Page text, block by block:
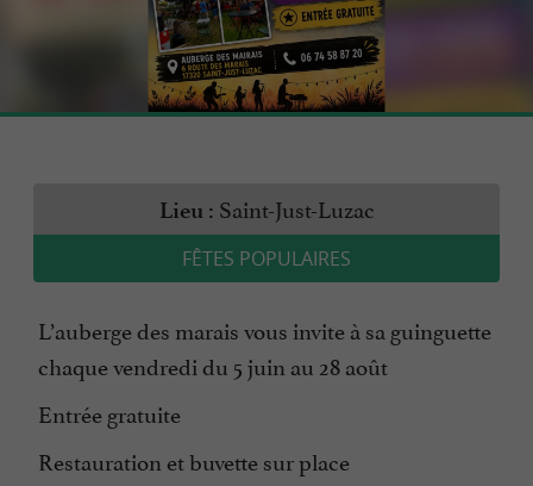
Lieu : Saint-Just-Luzac
FÊTES POPULAIRES
L’auberge des marais vous invite à sa guinguette
chaque vendredi du 5 juin au 28 août
Entrée gratuite
Restauration et buvette sur place